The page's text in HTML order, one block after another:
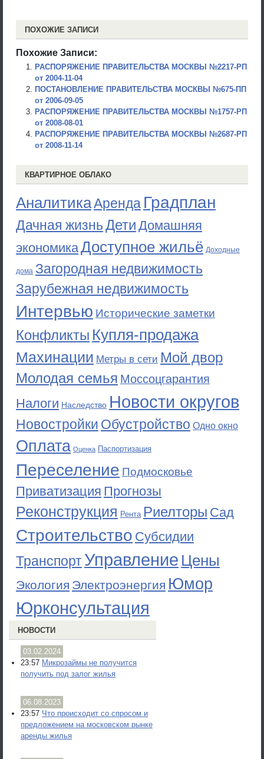
ПОХОЖИЕ ЗАПИСИ
Похожие Записи:
РАСПОРЯЖЕНИЕ ПРАВИТЕЛЬСТВА МОСКВЫ №2217-РП
от 2004-11-04
ПОСТАНОВЛЕНИЕ ПРАВИТЕЛЬСТВА МОСКВЫ №675-ПП
от 2006-09-05
РАСПОРЯЖЕНИЕ ПРАВИТЕЛЬСТВА МОСКВЫ №1757-РП
от 2008-08-01
РАСПОРЯЖЕНИЕ ПРАВИТЕЛЬСТВА МОСКВЫ №2687-РП
от 2008-11-14
КВАРТИРНОЕ ОБЛАКО
АналитикаАренда Градплан
Дачная жизньДети Домашняя
экономикаДоступное жильё Доходные
дома Загородная недвижимость
Зарубежная недвижимость
Интервью Исторические заметки
Конфликты Купля-продажа
Махинации Метры в сети Мой двор
Молодая семья Моссоцгарантия
Налоги Наследство Новости округов
Новостройки Обустройство Одно окно
Оплата Оценка Паспортизация
Переселение Подмосковье
Приватизация Прогнозы
Реконструкция Рента Риелторы Сад
Строительство Субсидии
ТранспортУправление Цены
Экология Электроэнергия Юмор
Юрконсультация
НОВОСТИ
03.02.2024
23:57 Микрозаймы не получится
получить под залог жилья
06.08.2023
23:57 Что происходит со спросом и
предложением на московском рынке
аренды жилья